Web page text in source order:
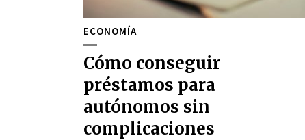
ECONOMÍA
Cómo conseguir
préstamos para
autónomos sin
complicaciones